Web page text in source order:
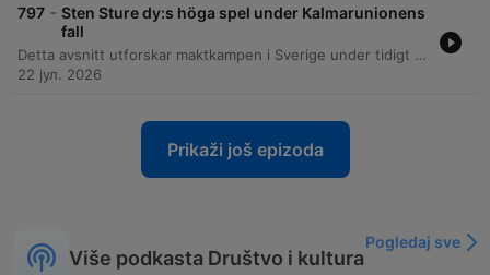
797 - Sten Sture dy:s höga spel under Kalmarunionens
fall
Detta avsnitt utforskar maktkampen i Sverige under tidigt 1500-tal med fokus på Sten Sture den yngre och hans politiska strategier under Kalmarunionens upplösning. Vi belyser hur riksrådets roll, kontrollen över viktiga borgar och användandet av allmogen formade de nordiska spänningarna. Vidare diskuteras de militära konflikterna mot Kristian II, vägen mot Stockholms blodbad och Gustav Vasas efterföljande maktövertagande. Avsnittet reflekterar även över Sturefamiljens öde, inklusive Sturemorden under Erik XIV, samt svårigheten att förstå historiska personligheter när källmaterialet är begränsat.
22 јул. 2026
Prikaži još epizoda
Više podkasta Društvo i kultura
Pogledaj sve